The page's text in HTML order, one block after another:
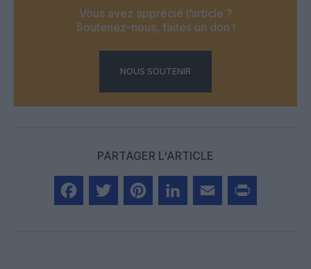
Vous avez apprécié l’article ?
Soutenez-nous, faites un don !
NOUS SOUTENIR
PARTAGER L'ARTICLE